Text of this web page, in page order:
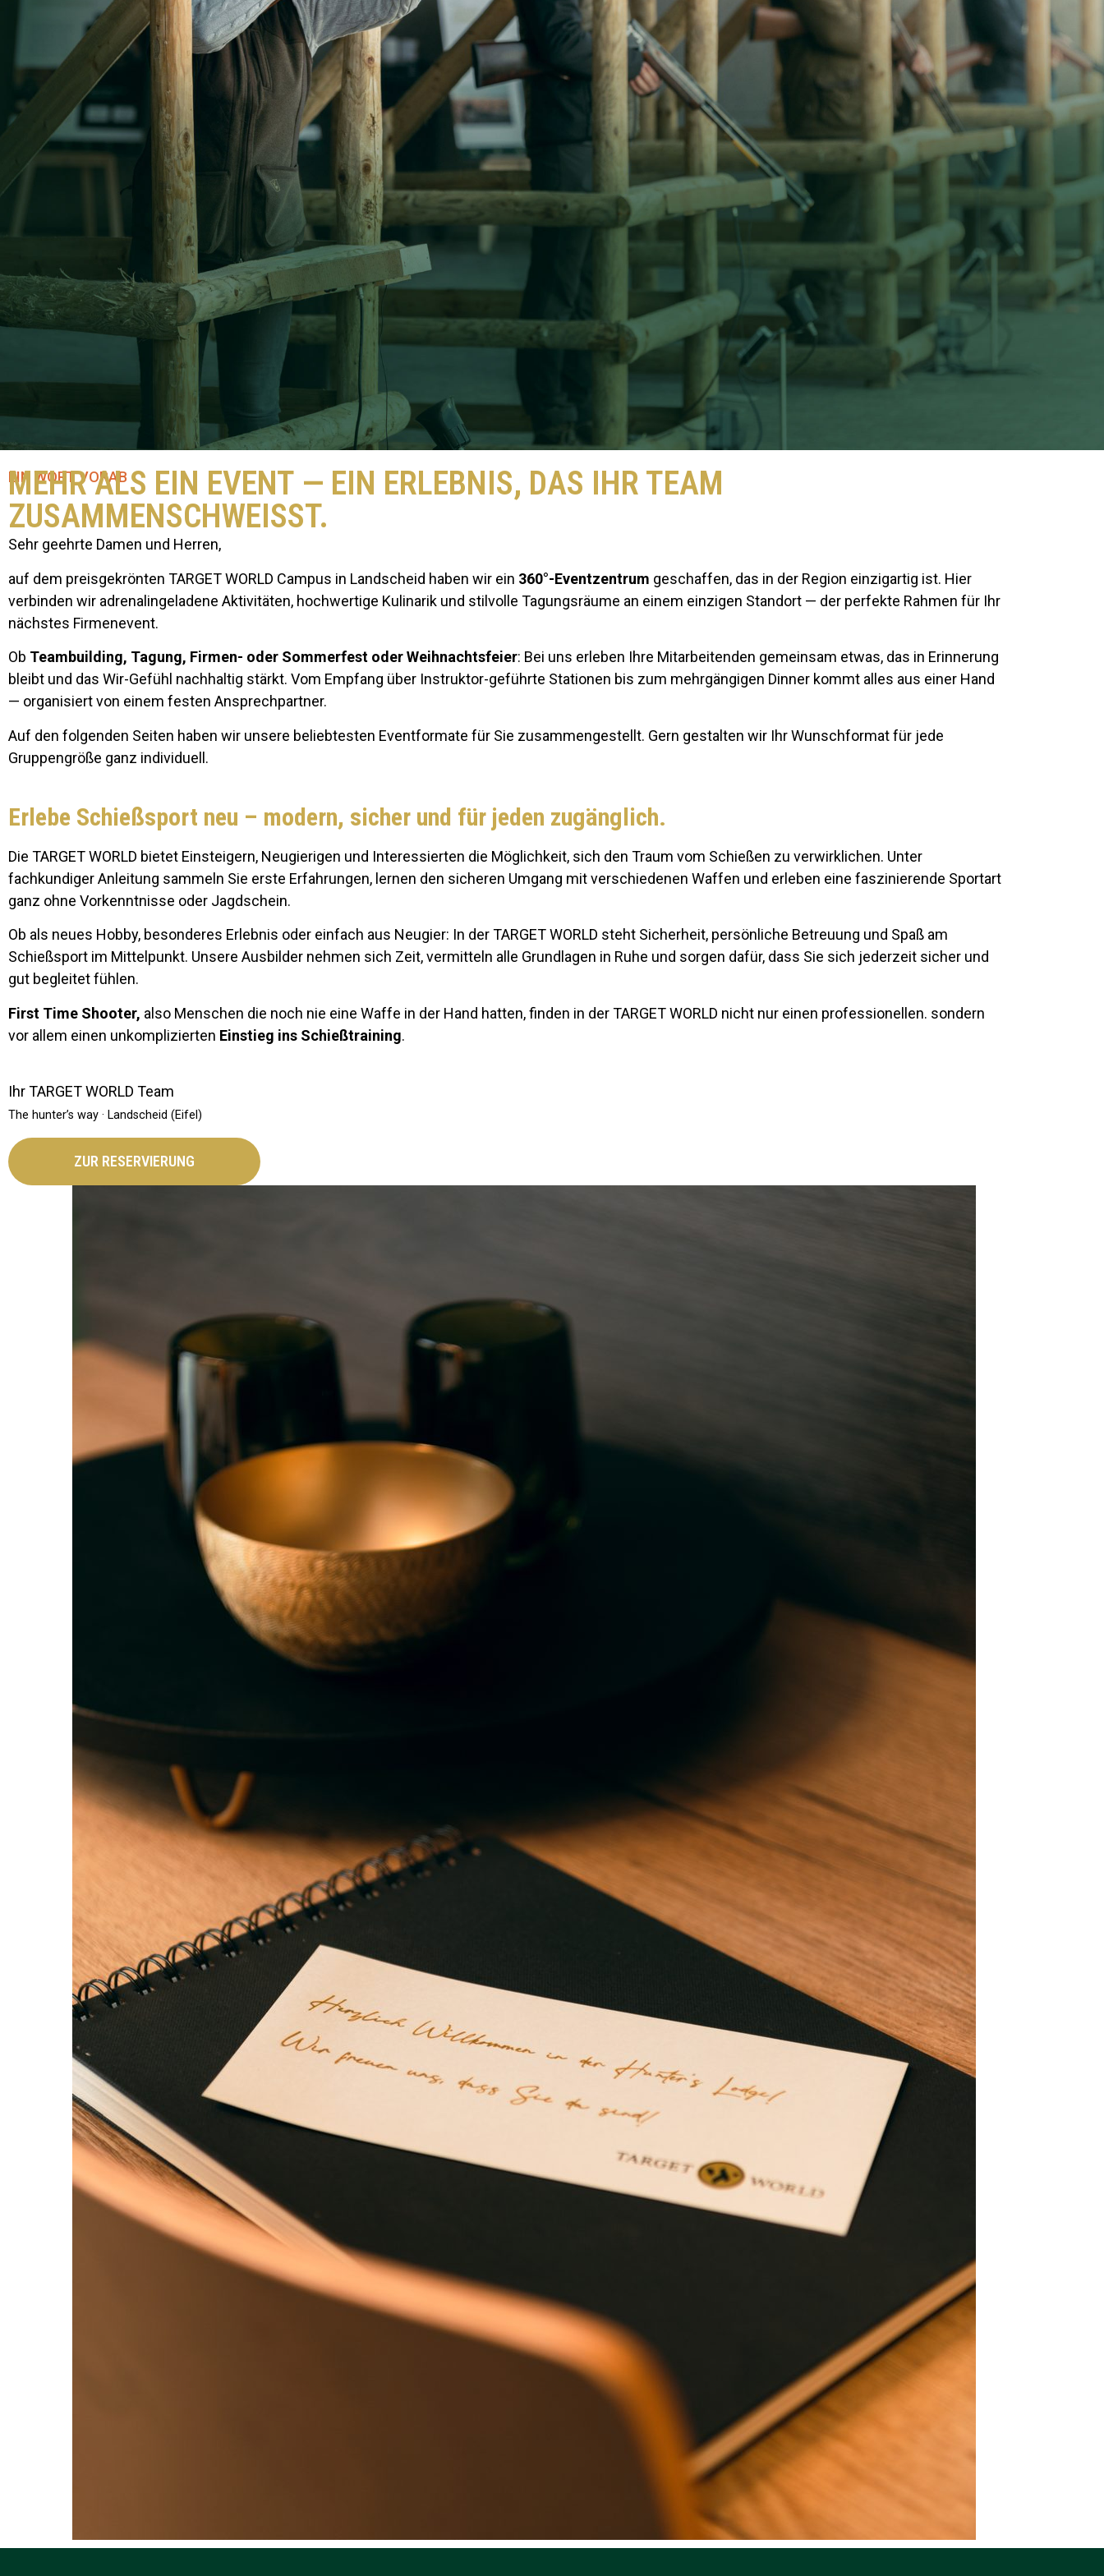
EIN WORT VORAB
MEHR ALS EIN EVENT — EIN ERLEBNIS, DAS IHR TEAM
ZUSAMMENSCHWEISST.
Sehr geehrte Damen und Herren,
auf dem preisgekrönten TARGET WORLD Campus in Landscheid haben wir ein 360°-Eventzentrum geschaffen, das in der Region einzigartig ist. Hier
verbinden wir adrenalingeladene Aktivitäten, hochwertige Kulinarik und stilvolle Tagungsräume an einem einzigen Standort — der perfekte Rahmen für Ihr
nächstes Firmenevent.
Ob Teambuilding, Tagung, Firmen- oder Sommerfest oder Weihnachtsfeier: Bei uns erleben Ihre Mitarbeitenden gemeinsam etwas, das in Erinnerung
bleibt und das Wir-Gefühl nachhaltig stärkt. Vom Empfang über Instruktor-geführte Stationen bis zum mehrgängigen Dinner kommt alles aus einer Hand
— organisiert von einem festen Ansprechpartner.
Auf den folgenden Seiten haben wir unsere beliebtesten Eventformate für Sie zusammengestellt. Gern gestalten wir Ihr Wunschformat für jede
Gruppengröße ganz individuell.
Erlebe Schießsport neu – modern, sicher und für jeden zugänglich.
Die TARGET WORLD bietet Einsteigern, Neugierigen und Interessierten die Möglichkeit, sich den Traum vom Schießen zu verwirklichen. Unter
fachkundiger Anleitung sammeln Sie erste Erfahrungen, lernen den sicheren Umgang mit verschiedenen Waffen und erleben eine faszinierende Sportart
ganz ohne Vorkenntnisse oder Jagdschein.
Ob als neues Hobby, besonderes Erlebnis oder einfach aus Neugier: In der TARGET WORLD steht Sicherheit, persönliche Betreuung und Spaß am
Schießsport im Mittelpunkt. Unsere Ausbilder nehmen sich Zeit, vermitteln alle Grundlagen in Ruhe und sorgen dafür, dass Sie sich jederzeit sicher und
gut begleitet fühlen.
First Time Shooter, also Menschen die noch nie eine Waffe in der Hand hatten, finden in der TARGET WORLD nicht nur einen professionellen. sondern
vor allem einen unkomplizierten Einstieg ins Schießtraining.
Ihr TARGET WORLD Team
The hunter’s way · Landscheid (Eifel)
ZUR RESERVIERUNG